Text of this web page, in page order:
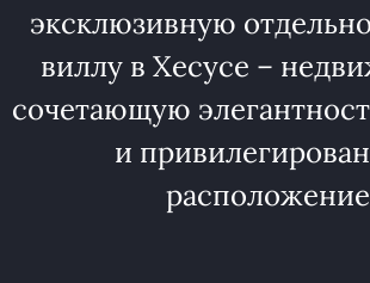
эксклюзивную
виллу в Хесусе –
сочетающую
и
расположение